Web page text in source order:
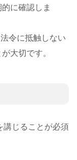
に確認しま
令に抵触しない
大切です。
講じることが必須